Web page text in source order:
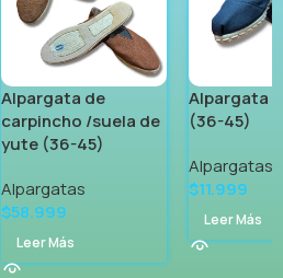
Alpargata de
carpincho /suela de
yute (36-45)
Alpargatas
$58.999
Leer Más
Alpargata
(36-45)
Alpargatas
$11.999
Leer Más